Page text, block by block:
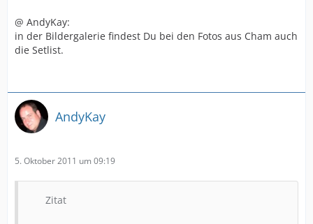
@ AndyKay:
in der Bildergalerie findest Du bei den Fotos aus Cham auch
die Setlist.
AndyKay
5. Oktober 2011 um 09:19
Zitat